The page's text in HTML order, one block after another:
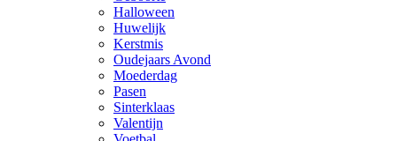
Halloween
Huwelijk
Kerstmis
Oudejaars Avond
Moederdag
Pasen
Sinterklaas
Valentijn